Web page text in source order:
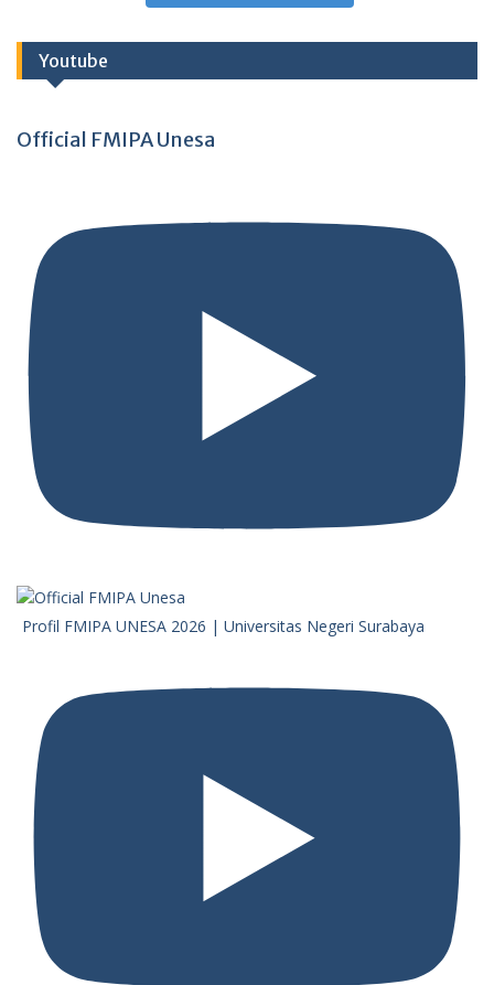
Youtube
Official FMIPA Unesa
Profil FMIPA UNESA 2026 | Universitas Negeri Surabaya